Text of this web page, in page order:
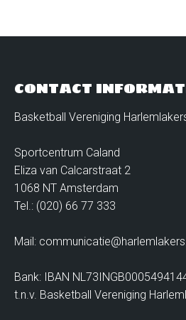
CONTACT
Basketball Vereniging
Sportcentrum Caland
Eliza van Calcarstraat 2
1068 NT Amsterdam
Tel.: (020) 66 77 333
Mail:
Bank: IBAN
t.n.v. Basketball Vereniging